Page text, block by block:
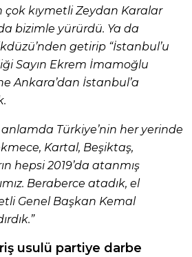
kıymetli Zeydan Karalar
bizimle yürürdü. Ya da
getirip “İstanbul’u
Sayın Ekrem İmamoğlu
Ankara’dan İstanbul’a
Türkiye’nin her yerinde
Kartal, Beşiktaş,
hepsi 2019’da atanmış
Beraberce atadık, el
Genel Başkan Kemal
usulü partiye darbe